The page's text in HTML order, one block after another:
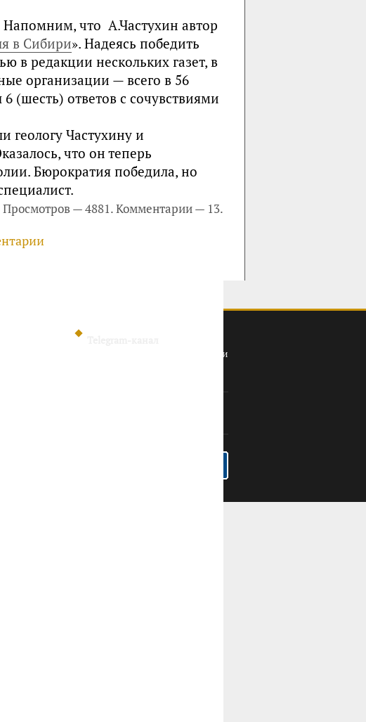
что А.Частухин автор
в Сибири». Надеясь победить
в редакции нескольких газет, в
организации — всего в 56
(шесть) ответов с сочувствиями
геологу Частухину и
что он теперь
Бюрократия победила, но
Просмотров — 4881. Комментарии — 13.
Политика конфиденциальности